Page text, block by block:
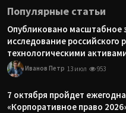
Популярные статьи
Опубликовано масштабное
исследование российского
технологическими
Иванов Петр 13 июл 953
7 октября пройдет
«Корпоративное право